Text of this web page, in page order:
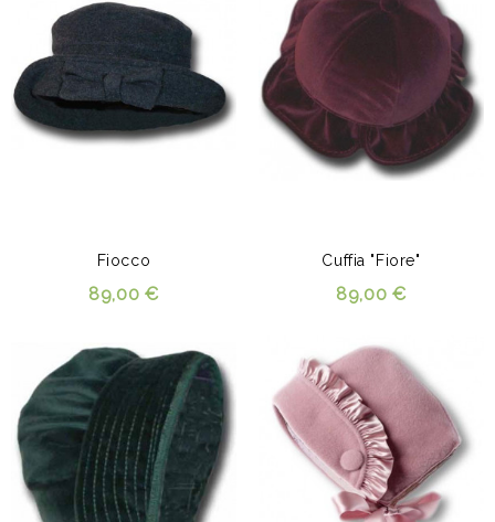
Fiocco
89,00 €
Cuffia "Fiore"
89,00 €